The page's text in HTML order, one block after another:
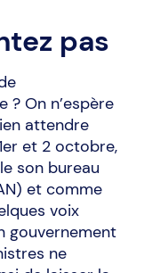
pas
? On n’espère
attendre
et 2 octobre,
son bureau
et comme
voix
gouvernement
ne